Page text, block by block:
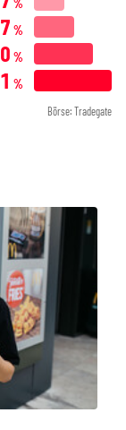
%
%
%
%
Börse: Tradegate